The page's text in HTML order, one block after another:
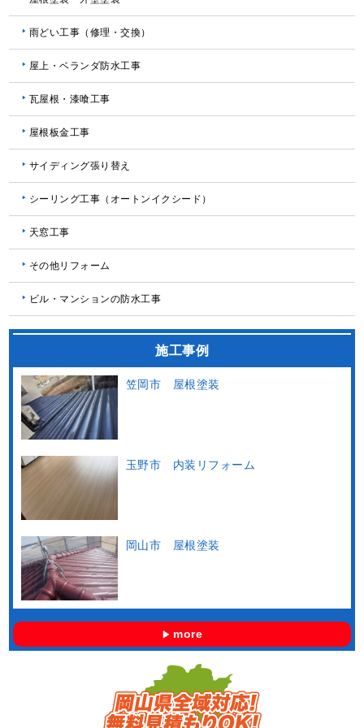
雨どい工事（修理・交換）
屋上・ベランダ防水工事
瓦屋根・漆喰工事
屋根板金工事
サイディング張り替え
シーリング工事（オートンイクシード）
天窓工事
その他リフォーム
ビル・マンションの防水工事
施工事例
笠岡市 屋根塗装
玉野市 内装リフォーム
岡山市 屋根塗装
more